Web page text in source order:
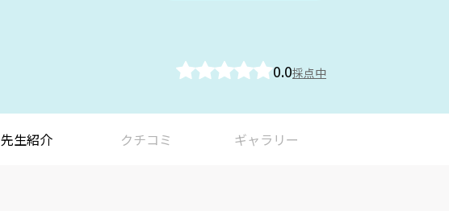
0.0採点中
先生紹介 クチコミ ギャラリー